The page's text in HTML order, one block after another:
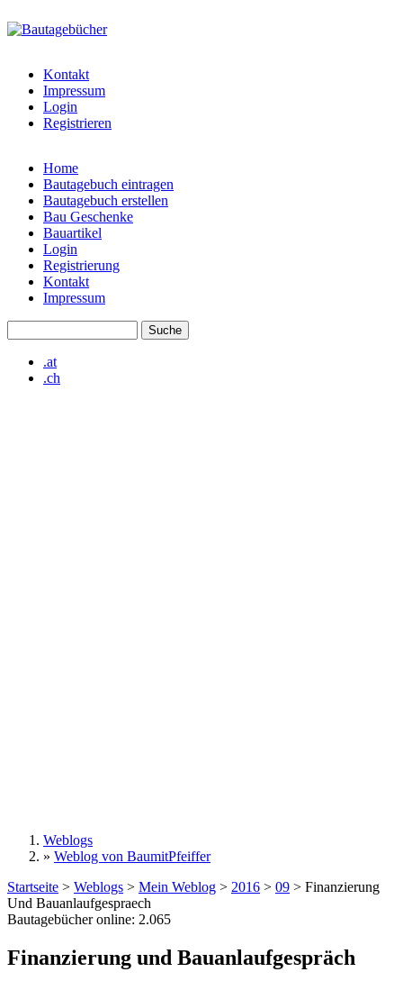
bautagebuch-
liste.de
Kontakt
Impressum
Login
Registrieren
Hauptmenü
Home
Bautagebuch eintragen
Bautagebuch erstellen
Bau Geschenke
Bauartikel
Login
Registrierung
Kontakt
Impressum
.at
.ch
Sie sind hier
Weblogs
» Weblog von BaumitPfeiffer
Startseite > Weblogs > Mein Weblog > 2016 > 09 > Finanzierung
Und Bauanlaufgespraech
Bautagebücher online: 2.065
Finanzierung und Bauanlaufgespräch